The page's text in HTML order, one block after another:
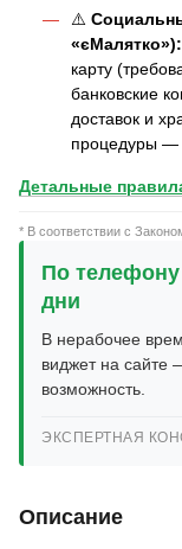
⚠️
«єМалятко»):
карту
банковские
доставок и
процедуры —
Детальные
* В соответствии с
По
дни
В нерабочее
виджет на сайте
возможность.
ЭКСПЕРТНАЯ
Описание